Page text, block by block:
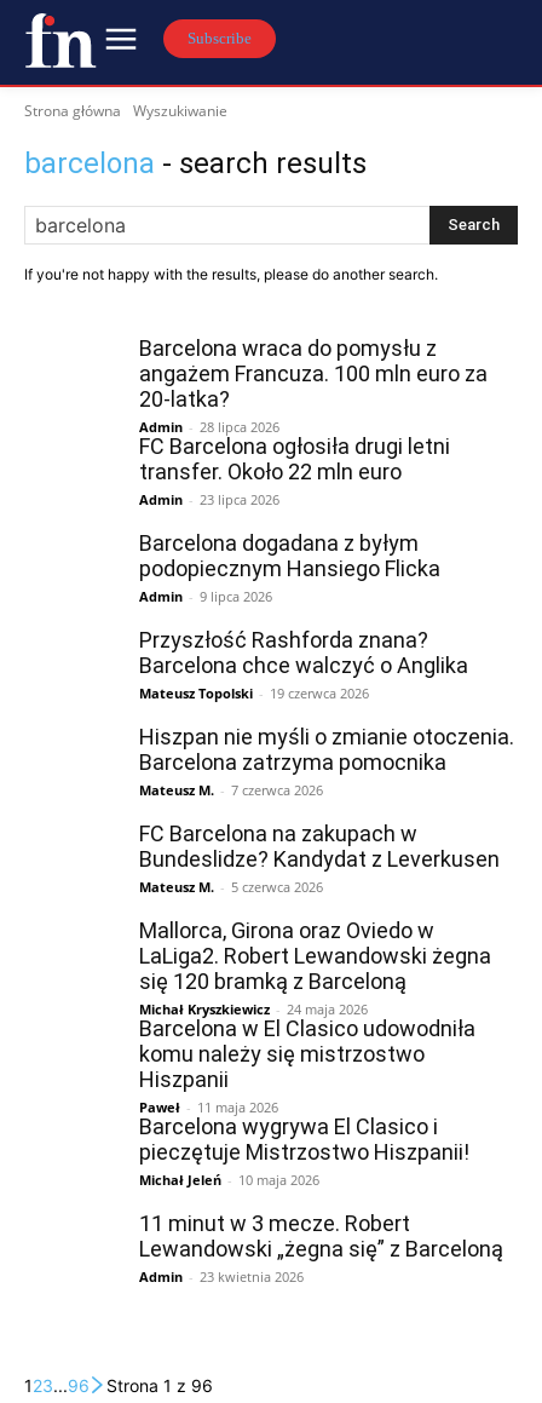
Subscribe
Strona główna Wyszukiwanie
barcelona - search results
Search
If you're not happy with the results, please do another search.
Barcelona wraca do pomysłu z
angażem Francuza. 100 mln euro za
20-latka?
Admin - 28 lipca 2026
FC Barcelona ogłosiła drugi letni
transfer. Około 22 mln euro
Admin - 23 lipca 2026
Barcelona dogadana z byłym
podopiecznym Hansiego Flicka
Admin - 9 lipca 2026
Przyszłość Rashforda znana?
Barcelona chce walczyć o Anglika
Mateusz Topolski - 19 czerwca 2026
Hiszpan nie myśli o zmianie otoczenia.
Barcelona zatrzyma pomocnika
Mateusz M. - 7 czerwca 2026
FC Barcelona na zakupach w
Bundeslidze? Kandydat z Leverkusen
Mateusz M. - 5 czerwca 2026
Mallorca, Girona oraz Oviedo w
LaLiga2. Robert Lewandowski żegna
się 120 bramką z Barceloną
Michał Kryszkiewicz - 24 maja 2026
Barcelona w El Clasico udowodniła
komu należy się mistrzostwo
Hiszpanii
Paweł - 11 maja 2026
Barcelona wygrywa El Clasico i
pieczętuje Mistrzostwo Hiszpanii!
Michał Jeleń - 10 maja 2026
11 minut w 3 mecze. Robert
Lewandowski „żegna się” z Barceloną
Admin - 23 kwietnia 2026
123...96 Strona 1 z 96